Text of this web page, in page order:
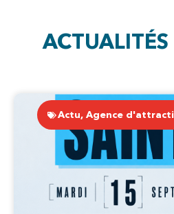
Actu, Agence